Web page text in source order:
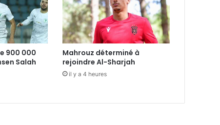
900 000
Salah
Mahrouz déterminé à
rejoindre Al-Sharjah
il y a 4 heures